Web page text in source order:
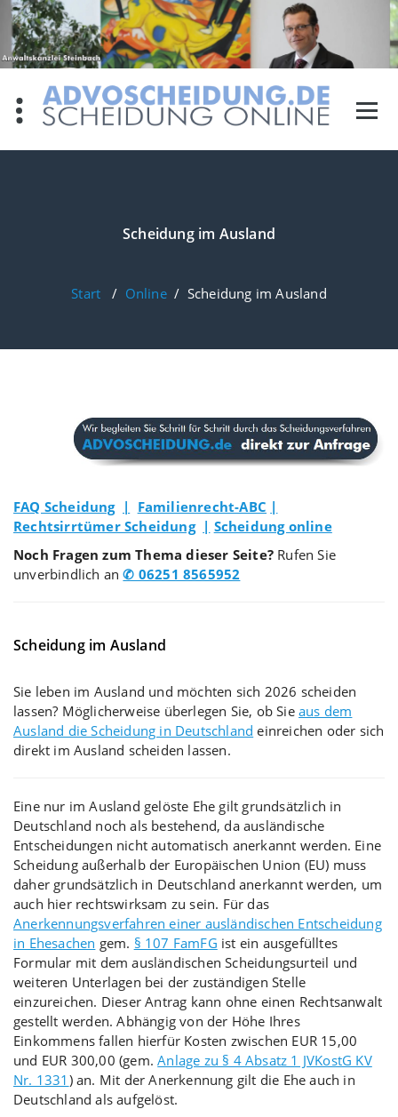
Zum
Inhalt
springen
Scheidung im Ausland
Start / Online/ Scheidung im Ausland
FAQ Scheidung | Familienrecht-ABC |
Rechtsirrtümer Scheidung | Scheidung online
Noch Fragen zum Thema dieser Seite? Rufen Sie
unverbindlich an✆ 06251 8565952
Scheidung im Ausland
Sie leben im Ausland und möchten sich 2026 scheiden
lassen? Möglicherweise überlegen Sie, ob Sieaus dem
Ausland die Scheidung in Deutschland einreichen oder sich
direkt im Ausland scheiden lassen.
Eine nur im Ausland gelöste Ehe gilt grundsätzlich in
Deutschland noch als bestehend, da ausländische
Entscheidungen nicht automatisch anerkannt werden. Eine
Scheidung außerhalb der Europäischen Union (EU) muss
daher grundsätzlich in Deutschland anerkannt werden, um
auch hier rechtswirksam zu sein. Für das
Anerkennungsverfahren einer ausländischen Entscheidung
in Ehesachen gem. § 107 FamFG ist ein ausgefülltes
Formular mit dem ausländischen Scheidungsurteil und
weiteren Unterlagen bei der zuständigen Stelle
einzureichen. Dieser Antrag kann ohne einen Rechtsanwalt
gestellt werden. Abhängig von der Höhe Ihres
Einkommens fallen hierfür Kosten zwischen EUR 15,00
und EUR 300,00 (gem.Anlage zu § 4 Absatz 1 JVKostG KV
Nr. 1331 ) an. Mit der Anerkennung gilt die Ehe auch in
Deutschland als aufgelöst.